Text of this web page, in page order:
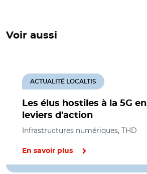
Voir aussi
Les élus hostiles à la 5G
leviers d'action
ACTUALITÉ LOCALTIS
Infrastructures numériques, THD
En savoir plus